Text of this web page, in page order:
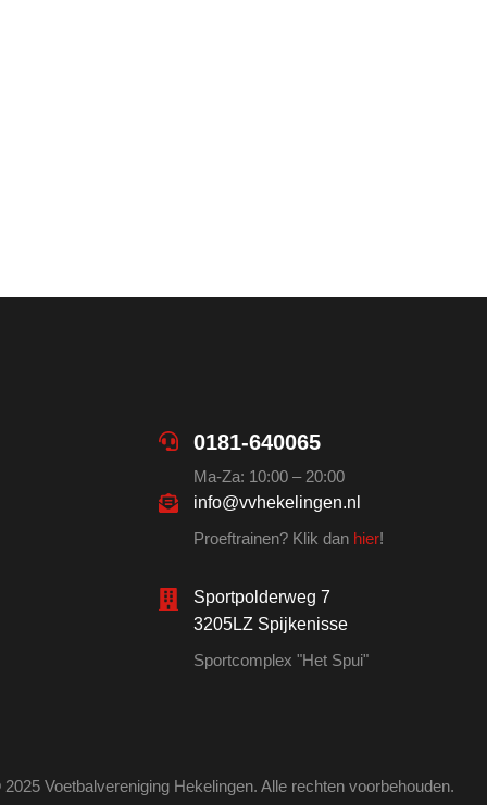
0181-640065
Ma-Za: 10:00 – 20:00
info@vvhekelingen.nl
Proeftrainen? Klik dan hier!
Sportpolderweg 7
3205LZ Spijkenisse
Sportcomplex "Het Spui"
Voetbalvereniging Hekelingen. Alle rechten voorbehouden.